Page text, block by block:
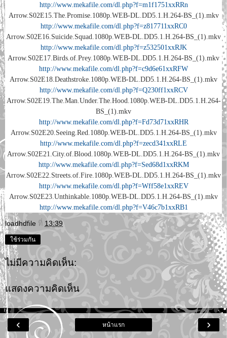
http://www.mekafile.com/dl.php?f=m1f1751xxRRn
Arrow.S02E15.The.Promise.1080p.WEB-DL.DD5.1.H.264-BS_(1).mkv
http://www.mekafile.com/dl.php?f=z817711xxRC0
Arrow.S02E16.Suicide.Squad.1080p.WEB-DL.DD5.1.H.264-BS_(1).mkv
http://www.mekafile.com/dl.php?f=z532501xxRJK
Arrow.S02E17.Birds.of.Prey.1080p.WEB-DL.DD5.1.H.264-BS_(1).mkv
http://www.mekafile.com/dl.php?f=c9d6e61xxRFW
Arrow.S02E18.Deathstroke.1080p.WEB-DL.DD5.1.H.264-BS_(1).mkv
http://www.mekafile.com/dl.php?f=Q230ff1xxRCV
Arrow.S02E19.The.Man.Under.The.Hood.1080p.WEB-DL.DD5.1.H.264-
BS_(1).mkv
http://www.mekafile.com/dl.php?f=Fd73d71xxRHR
Arrow.S02E20.Seeing.Red.1080p.WEB-DL.DD5.1.H.264-BS_(1).mkv
http://www.mekafile.com/dl.php?f=zecd341xxRLE
Arrow.S02E21.City.of.Blood.1080p.WEB-DL.DD5.1.H.264-BS_(1).mkv
http://www.mekafile.com/dl.php?f=Sed68d1xxRKM
Arrow.S02E22.Streets.of.Fire.1080p.WEB-DL.DD5.1.H.264-BS_(1).mkv
http://www.mekafile.com/dl.php?f=Wff58e1xxREV
Arrow.S02E23.Unthinkable.1080p.WEB-DL.DD5.1.H.264-BS_(1).mkv
http://www.mekafile.com/dl.php?f=V46c7b1xxRB1
loadhdfile ที่ 13:39
ใช้ร่วมกัน
ไม่มีความคิดเห็น:
แสดงความคิดเห็น
‹ ›
หน้าแรก